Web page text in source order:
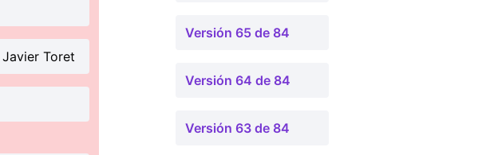
Toret
Versión 65 de 84
Versión 64 de 84
Versión 63 de 84